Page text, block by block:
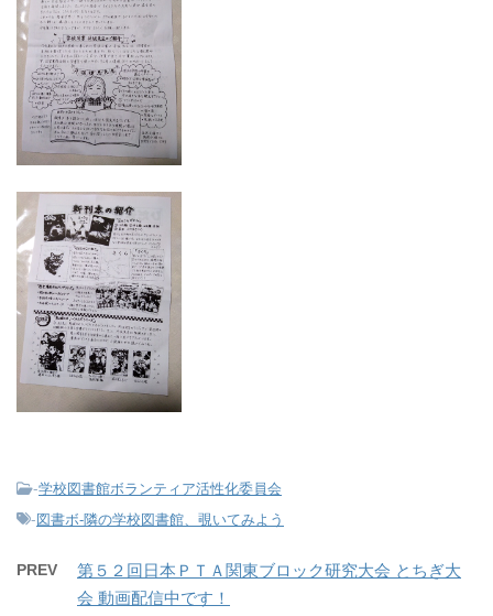
-学校図書館ボランティア活性化委員会
-図書ボ-隣の学校図書館、覗いてみよう
PREV
第５２回日本ＰＴＡ関東ブロック研究大会 とちぎ大
会 動画配信中です！